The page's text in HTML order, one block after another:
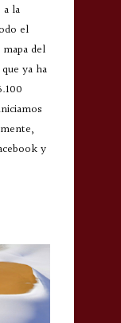
a la
el
del
ya ha
y